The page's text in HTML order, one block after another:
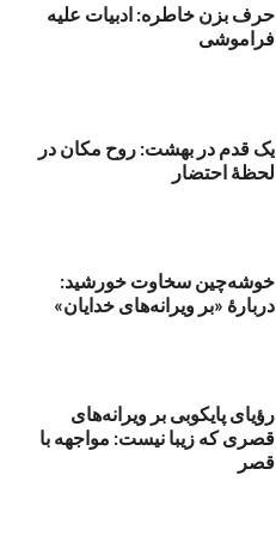
حرف بزن خاطره: ادبیات علیه
فراموشی
یک قدم در بهشت: روح مکان در
لحظهٔ احتضار
خوشه‌چین سخاوت خورشید:
دربارهٔ «بر ویرانه‌های خدایان»
رؤیای پایکوبی بر ویرانه‌های
قصری که زیبا نیست: مواجهه با
قصر